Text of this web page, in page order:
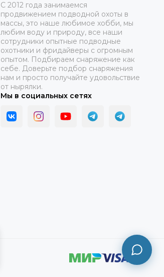
C 2012 года занимаемся
продвижением подводной охоты в
массы, это наше любимое хобби, мы
любим воду и природу, все наши
сотрудники опытные подводные
охотники и фридайверы с огромным
опытом. Подбираем снаряжение как
себе. Доверьте подбор снаряжения
нам и просто получайте удовольствие
от нырялки.
Мы в социальных сетях